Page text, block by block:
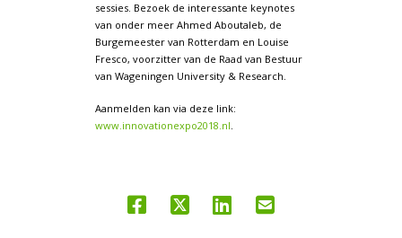
sessies. Bezoek de interessante keynotes
van onder meer Ahmed Aboutaleb, de
Burgemeester van Rotterdam en Louise
Fresco, voorzitter van de Raad van Bestuur
van Wageningen University & Research.
Aanmelden kan via deze link:
www.innovationexpo2018.nl